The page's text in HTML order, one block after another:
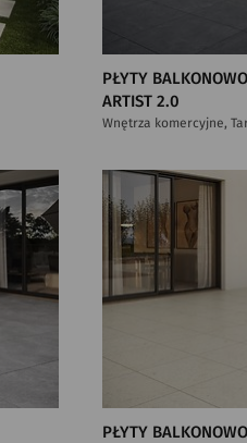
PŁYTY
ARTIST 2.0
Wnętrza komercyjne,
PŁYTY